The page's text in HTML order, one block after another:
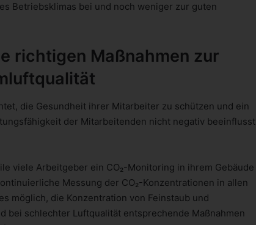
Betriebsklimas bei und noch weniger zur guten
richtigen Maßnahmen zur
die Gesundheit ihrer Mitarbeiter zu schützen und ein
der Mitarbeitenden nicht negativ beeinflusst
viele Arbeitgeber ein CO₂-Monitoring in ihrem Gebäude
Messung der CO₂-Konzentrationen in allen
möglich, die Konzentration von Feinstaub und
bei schlechter Luftqualität entsprechende Maßnahmen